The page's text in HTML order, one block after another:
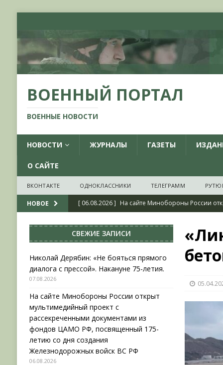
ВОЕННЫЙ ПОРТАЛ
ВОЕННЫЕ НОВОСТИ
НОВОСТИ ЖУРНАЛЫ ГАЗЕТЫ
О САЙТЕ
ВКОНТАКТЕ ОДНОКЛАССНИКИ ТЕЛЕГРАММ
НОВОЕ [ 06.08.2026 ] На сайте Минобороны России
[ 04.08.2026 ] Район плавания – неограничен
[ 04.08.2026 ]
О признании ряда украинских
НОВОСТИ
[ 31.07.2026 ] АВГУСТ В ВОЕННОЙ ИСТОРИИ
[ 07.08.2026 ]
СВЕЖИЕ ЗАПИСИ
Николай Дерябин: «Не бояться прямого
диалога с прессой». Накануне 75-летия.
07.08.2026
На сайте Минобороны России открыт
мультимедийный проект с
рассекреченными документами из
фондов ЦАМО РФ, посвященный 175-
летию со дня создания
Железнодорожных войск ВС РФ
06.08.2026